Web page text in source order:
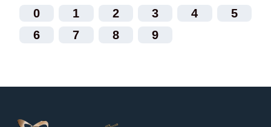
0 1 2 3 4
5
6
7 8 9